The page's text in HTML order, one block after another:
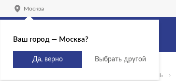
Москва
Сантехника и мебель
Ваш город — Москва?
Да, верно Выбрать другой